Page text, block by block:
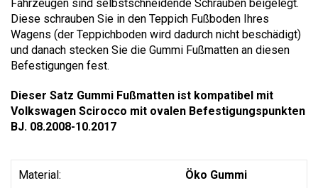
Fahrzeugen sind selbstschneidende Schrauben beigelegt.
Diese schrauben Sie in den Teppich Fußboden Ihres
Wagens (der Teppichboden wird dadurch nicht beschädigt)
und danach stecken Sie die Gummi Fußmatten an diesen
Befestigungen fest.
Dieser Satz Gummi Fußmatten ist kompatibel mit
Volkswagen Scirocco mit ovalen Befestigungspunkten
BJ. 08.2008-10.2017
Material: Öko Gummi